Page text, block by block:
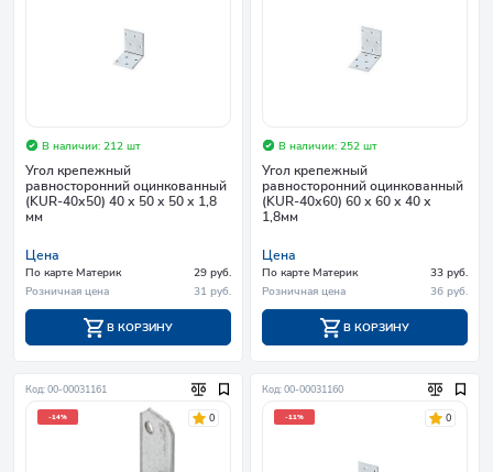
В наличии: 212 шт
Угол крепежный
равносторонний оцинкованный
(KUR-40х50) 40 х 50 х 50 х 1,8
мм
Цена
По карте Материк
29 руб.
Розничная цена
31 руб.
В КОРЗИНУ
В наличии: 252 шт
Угол крепежный
равносторонний оцинкованный
(KUR-40х60) 60 х 60 х 40 х
1,8мм
Цена
По карте Материк
33 руб.
Розничная цена
36 руб.
В КОРЗИНУ
Код: 00-00031161
-14% 0
Код: 00-00031160
-11% 0